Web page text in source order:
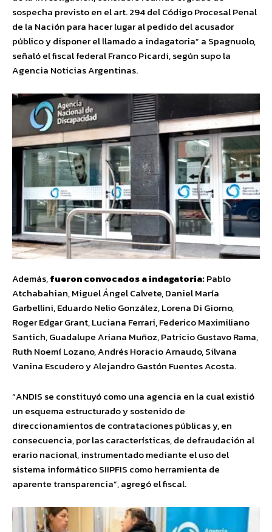
sospecha previsto en el art. 294 del Código Procesal Penal
de la Nación para hacer lugar al pedido del acusador
público y disponer el llamado a indagatoria” a Spagnuolo,
señaló el fiscal federal Franco Picardi, según supo la
Agencia Noticias Argentinas.
Además,fueron convocados a indagatoria:Pablo
Atchabahian, Miguel Ángel Calvete, Daniel María
Garbellini, Eduardo Nelio González, Lorena Di Giorno,
Roger Edgar Grant, Luciana Ferrari, Federico Maximiliano
Santich, Guadalupe Ariana Muñoz, Patricio Gustavo Rama,
Ruth Noemí Lozano, Andrés Horacio Arnaudo, Silvana
Vanina Escudero y Alejandro Gastón Fuentes Acosta.
“ANDIS se constituyó como una agencia en la cual existió
un esquema estructurado y sostenido de
direccionamientos de contrataciones públicas y, en
consecuencia, por las características, de defraudación al
erario nacional, instrumentado mediante el uso del
sistema informático SIIPFIS como herramienta de
aparente transparencia”, agregó el fiscal.